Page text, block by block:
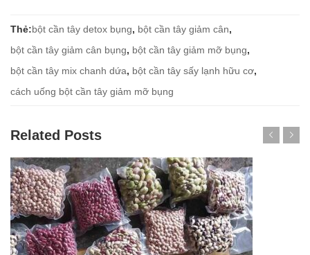
Thẻ:bột cần tây detox bụng, bột cần tây giảm cân,
bột cần tây giảm cân bụng, bột cần tây giảm mỡ bụng,
bột cần tây mix chanh dứa, bột cần tây sấy lạnh hữu cơ,
cách uống bột cần tây giảm mỡ bụng
Related Posts